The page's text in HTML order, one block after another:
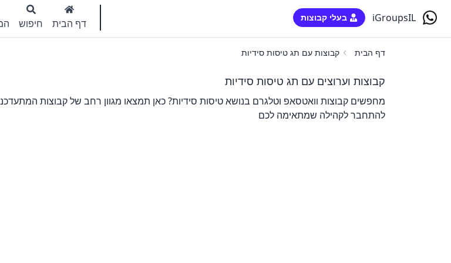
iGroupsIL בעלי קבוצות דף הבית חיפוש
דף הבית קבוצות עם תג טיסות סידיות
קבוצות וערוצים עם תג טיסות סידיות
מחפשים קבוצות וואטסאפ וטלגרם בנושא טיסות סידיות? כאן תמצאו מגוון רחב של קבוצות
להתחבר לקהילה שמתאימה לכם